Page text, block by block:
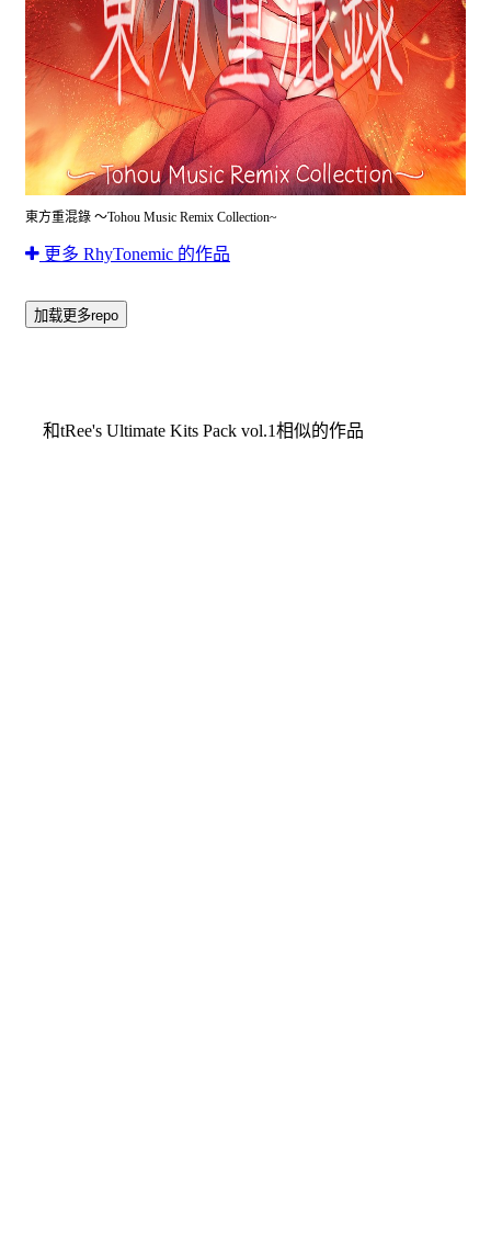
東方重混錄 ～Tohou Music Remix Collection~
更多 RhyTonemic 的作品
加载更多repo
和tRee's Ultimate Kits Pack vol.1相似的作品